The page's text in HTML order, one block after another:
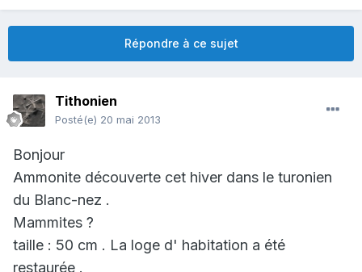
Répondre à ce sujet
Tithonien
Posté(e) 20 mai 2013
Bonjour
Ammonite découverte cet hiver dans le turonien
du Blanc-nez .
Mammites ?
taille : 50 cm . La loge d' habitation a été
restaurée .